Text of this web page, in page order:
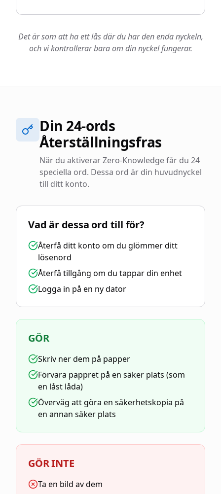
Det är som att ha ett lås där du har den enda nyckeln,
och vi kontrollerar bara om din nyckel fungerar.
Din 24-ords
Återställningsfras
När du aktiverar Zero-Knowledge får du 24
speciella ord. Dessa ord är din huvudnyckel
till ditt konto.
Vad är dessa ord till för?
Återfå ditt konto om du glömmer ditt
lösenord
Återfå tillgång om du tappar din enhet
Logga in på en ny dator
GÖR
Skriv ner dem på papper
Förvara pappret på en säker plats (som
en låst låda)
Överväg att göra en säkerhetskopia på
en annan säker plats
GÖR INTE
Ta en bild av dem